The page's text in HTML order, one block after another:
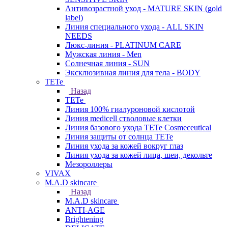
Антивозрастной уход - MATURE SKIN (gold
label)
Линия специального ухода - ALL SKIN
NEEDS
Люкс-линия - PLATINUM CARE
Мужская линия - Men
Солнечная линия - SUN
Эксклюзивная линия для тела - BODY
TETe
Назад
TETe
Линия 100% гиалуроновой кислотой
Линия medicell стволовые клетки
Линия базового ухода TETe Cosmeceutical
Линия защиты от солнца TETe
Линия ухода за кожей вокруг глаз
Линия ухода за кожей лица, шеи, декольте
Мезороллеры
VIVAX
M.A.D skincare
Назад
M.A.D skincare
ANTI-AGE
Brightening